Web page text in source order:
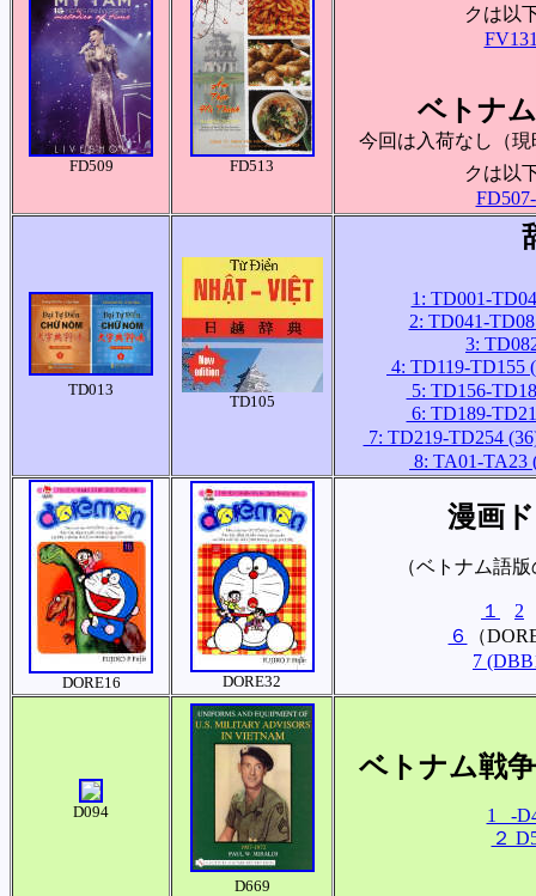
FD509 FD513
クは以
ベトナ
今回は入荷なし（現
クは以
TD013
TD105
1: TD001-
2: TD041-
3:
4: TD119-TD155
5: TD156-
6: TD189-
7: TD219-TD254
8: TA01-TA23
DORE16 DORE32
漫画
（ベトナム語
１
2
６
（
7
D094
D669
ベトナム戦
1 -
２